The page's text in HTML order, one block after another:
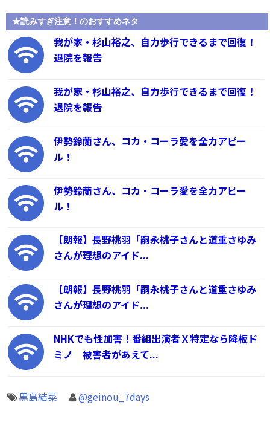
★読みすぎ注意！のおすすめネタ
我が家・杉山裕之、自力歩行できるまで回復！
退院を報告
我が家・杉山裕之、自力歩行できるまで回復！
退院を報告
伊勢鈴蘭さん、コカ・コーラ愛を全力アピー
ル！
伊勢鈴蘭さん、コカ・コーラ愛を全力アピー
ル！
【朗報】長野桃羽「嗣永桃子さんと道重さゆみ
さんが理想のアイド...
【朗報】長野桃羽「嗣永桃子さんと道重さゆみ
さんが理想のアイド...
NHKでも性加害！番組出演者Ｘ特定なら降板ド
ミノ 被害者があえて...
黒島結菜 @geinou_7days